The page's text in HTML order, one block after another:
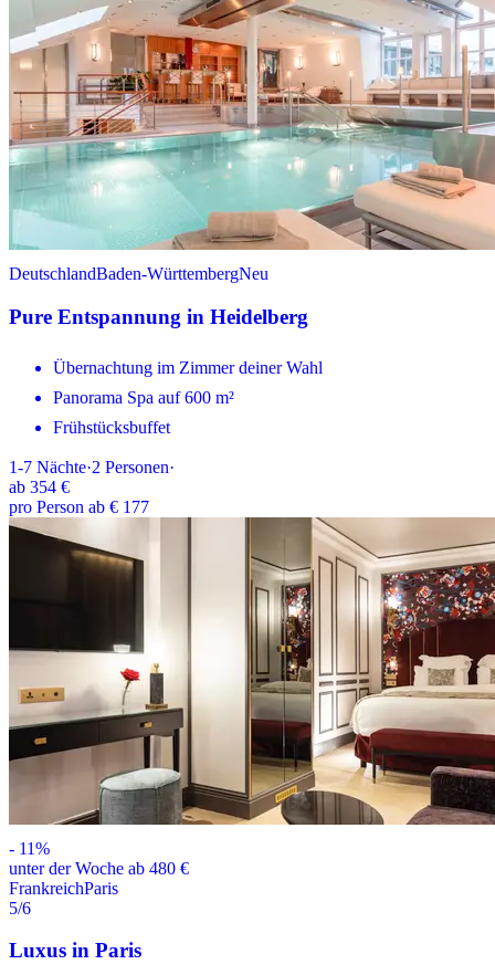
DeutschlandBaden-WürttembergNeu
Pure Entspannung in Heidelberg
Übernachtung im Zimmer deiner Wahl
Panorama Spa auf 600 m²
Frühstücksbuffet
1-7 Nächte·2 Personen·
ab 354 €
pro Person ab € 177
- 11%
unter der Woche ab 480 €
FrankreichParis
5/6
Luxus in Paris